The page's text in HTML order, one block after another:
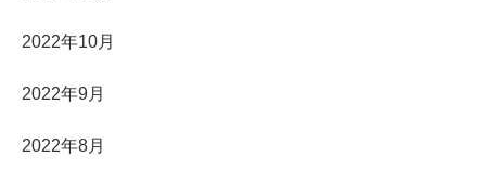
2022年10月
2022年9月
2022年8月